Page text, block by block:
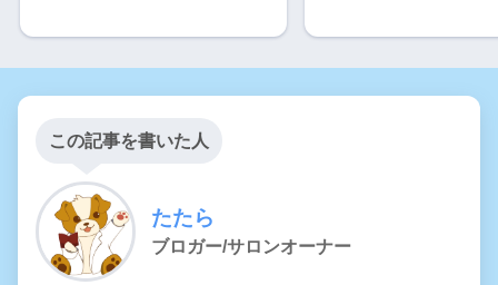
この記事を書いた人
たたら
ブロガー/サロンオーナー